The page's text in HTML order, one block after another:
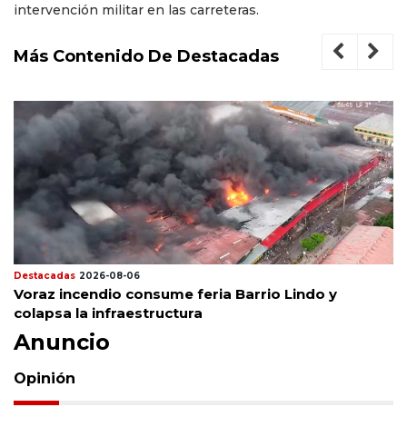
intervención militar en las carreteras.
Más Contenido De Destacadas
Destacadas 2026-08-06
Voraz incendio consume feria Barrio Lindo y
colapsa la infraestructura
Anuncio
Opinión